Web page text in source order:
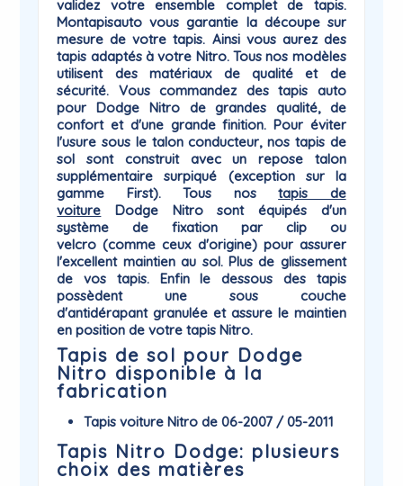
validez votre ensemble complet de tapis.
Montapisauto vous garantie la découpe sur
mesure de votre tapis. Ainsi vous aurez des
tapis adaptés à votre Nitro. Tous nos modèles
utilisent des matériaux de qualité et de
sécurité. Vous commandez des tapis auto
pour Dodge Nitro de grandes qualité, de
confort et d'une grande finition. Pour éviter
l'usure sous le talon conducteur, nos tapis de
sol sont construit avec un repose talon
supplémentaire surpiqué (exception sur la
gamme First). Tous nostapis de
voiture Dodge
Nitro sont équipés d'un
système defixation par clip ou
velcro (comme ceux d'origine) pour assurer
l'excellent maintien au sol. Plus de glissement
de vos tapis. Enfin le dessous des tapis
possèdent une sous couche
d'antidérapantgranulée et assure le maintien
en position de votre tapis Nitro.
Tapis de sol pour Dodge
Nitro disponible à la
fabrication
Tapis voiture Nitro de 06-2007 / 05-2011
Tapis Nitro Dodge: plusieurs
choix des matières